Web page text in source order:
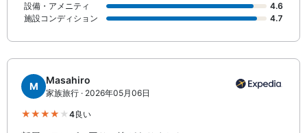
設備・アメニティ
4.6
施設コンディション
4.7
M
Masahiro
家族旅行 · 2026年05月06日
4良い